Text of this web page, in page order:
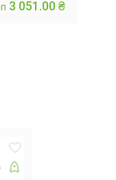
ZP-137
3 051.00 ₴